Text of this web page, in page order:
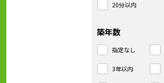
20分以内
築年数
指定なし
3年以内